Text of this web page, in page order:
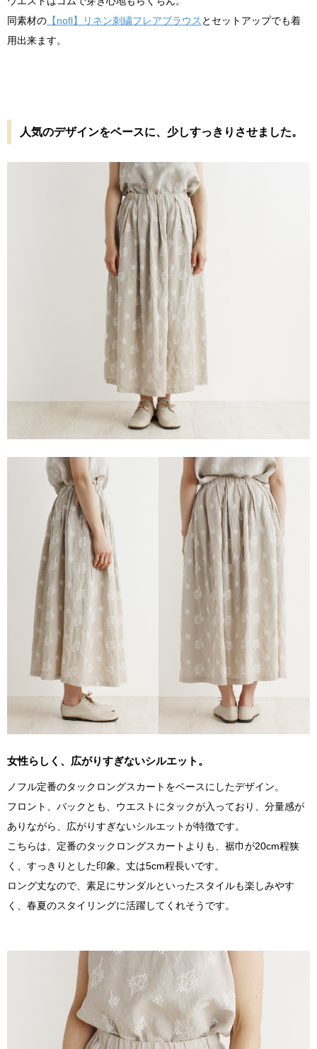
同素材の 【nofl】リネン刺繍フレアブラウス とセットアップでも着
用出来ます。
人気のデザインをベースに、少しすっきりさせました。
女性らしく、広がりすぎないシルエット。
ノフル定番のタックロングスカートをベースにしたデザイン。
フロント、バックとも、ウエストにタックが入っており、分量感が
ありながら、広がりすぎないシルエットが特徴です。
こちらは、定番のタックロングスカートよりも、裾巾が20cm程狭
く、すっきりとした印象。丈は5cm程長いです。
ロング丈なので、素足にサンダルといったスタイルも楽しみやす
く、春夏のスタイリングに活躍してくれそうです。